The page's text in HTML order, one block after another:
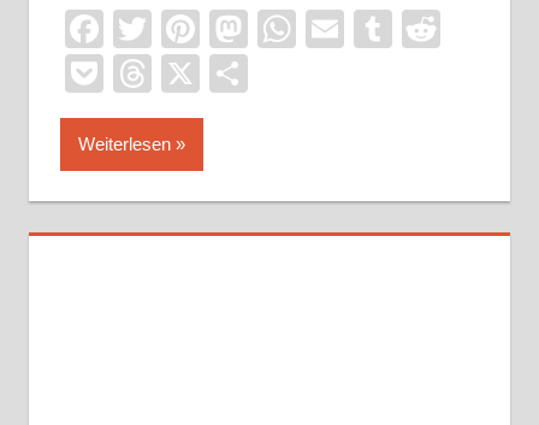
Facebook
TwitterPinterest
Mastodon
WhatsApp
EmailTumblr
PocketThreads
X
Weiterlesen